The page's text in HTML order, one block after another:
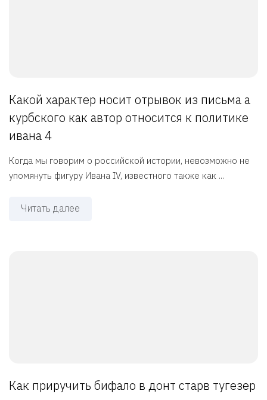
Какой характер носит отрывок из письма а
курбского как автор относится к политике
ивана 4
Когда мы говорим о российской истории, невозможно не
упомянуть фигуру Ивана IV, известного также как ...
Читать далее
Как приручить бифало в донт старв тугезер